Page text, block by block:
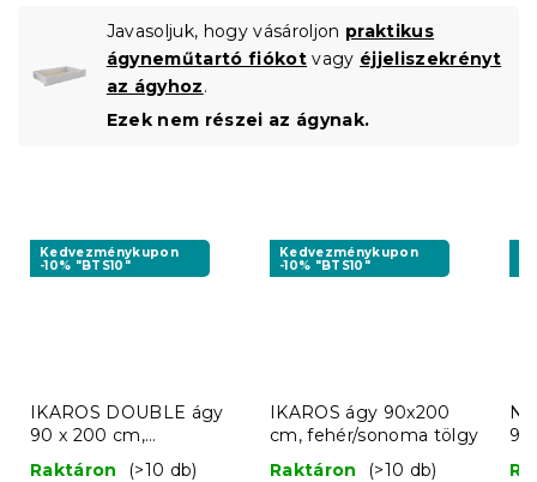
Javasoljuk, hogy vásároljon praktikus
ágyneműtartó fiókot vagy éjjeliszekrényt
az ágyhoz.
Ezek nem részei az ágynak.
Kedvezménykupon
-10% "BTS10"
IKAROS DOUBLE ágy
90 x 200 cm,
fehér/sonoma tölgy
Raktáron (>10 db)
Kedvezménykupon
-10% "BTS10"
IKAROS ágy 90x200
cm, fehér/sonoma tölgy
Raktáron
(>10 db)